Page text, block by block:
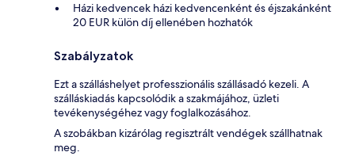
Házi kedvencek házi kedvencenként és éjszakánként
20 EUR külön díj ellenében hozhatók
Szabályzatok
Ezt a szálláshelyet professzionális szállásadó kezeli. A
szálláskiadás kapcsolódik a szakmájához, üzleti
tevékenységéhez vagy foglalkozásához.
A szobákban kizárólag regisztrált vendégek szállhatnak
meg.